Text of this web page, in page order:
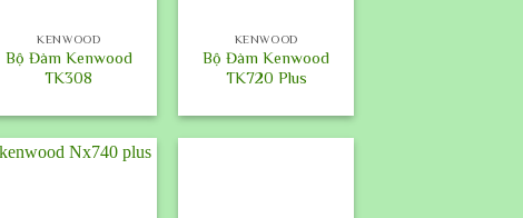
KENWOOD
Bộ Đàm Kenwood
TK308
KENWOOD
Bộ Đàm Kenwood
TK720 Plus